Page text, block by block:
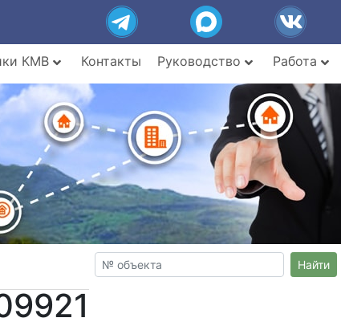
КМВ Контакты Руководство Работа
Найти